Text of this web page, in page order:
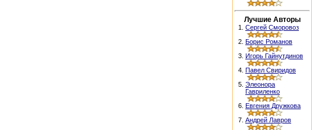
Лучшие Авторы
1. Сергей Сморовоз
2. Борис Романов
3. Игорь Гайнутдинов
4. Павел Свиридов
5. Элеонора
Гавриленко
6. Евгения Дружкова
7. Андрей Лавров